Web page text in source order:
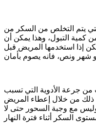
يتم التخلص من السكر من
كمية التبول، وهذا يمكن أن
إذا استخدمها المريض قبل
من جرعة الأدوية التي تسبب
من خلال إعطاء المريض
مع وجبة السحور حتى لا